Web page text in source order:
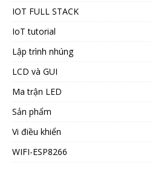
IOT FULL STACK
IoT tutorial
Lập trình nhúng
LCD và GUI
Ma trận LED
Sản phẩm
Vi điều khiển
WIFI-ESP8266